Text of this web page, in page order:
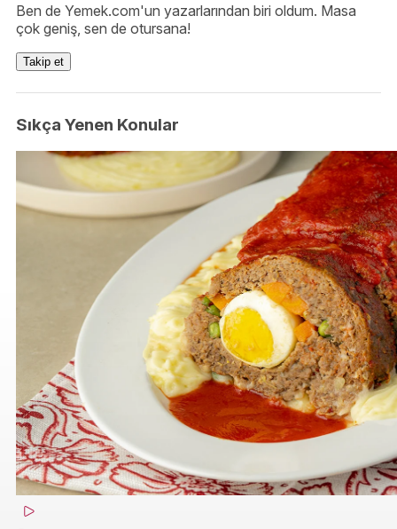
Ben de Yemek.com'un yazarlarından biri oldum. Masa
çok geniş, sen de otursana!
Takip et
Sıkça Yenen Konular